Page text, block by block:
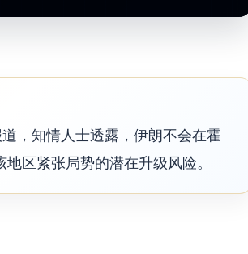
，知情人士透露，伊朗不会在霍
区紧张局势的潜在升级风险。